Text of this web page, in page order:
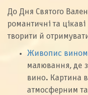
До Дня Святого
романтичні та
творити й
Живопис вином
малювання, де
вино. Картина
атмосферним